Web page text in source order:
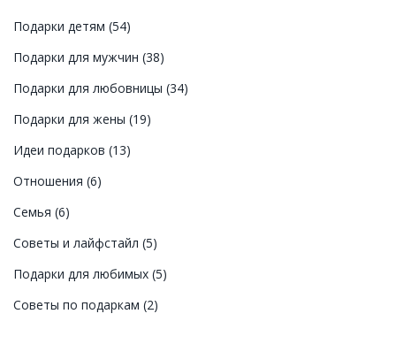
Подарки детям (54)
Подарки для мужчин (38)
Подарки для любовницы (34)
Подарки для жены (19)
Идеи подарков (13)
Отношения (6)
Семья (6)
Советы и лайфстайл (5)
Подарки для любимых (5)
Советы по подаркам (2)